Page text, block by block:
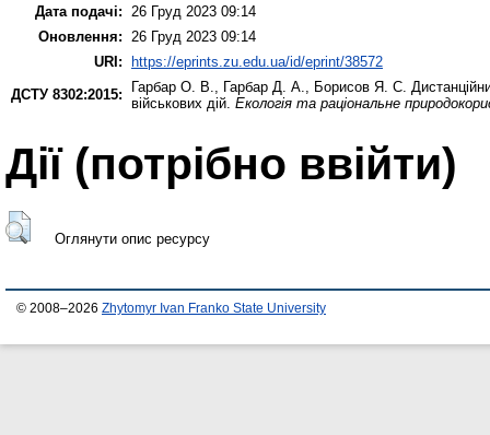
Дата подачі: 26 Груд 2023 09:14
Оновлення: 26 Груд 2023 09:14
URI:
https://eprints.zu.edu.ua/id/eprint/38572
ДСТУ 8302:2015:
Гарбар О. В., Гарбар Д. А., Борисов Я. С.
військових дій. Екологія та раціональне
Дії ​​(потрібно ввійти)
Оглянути опис ресурсу
© 2008–2026 Zhytomyr Ivan Franko State University